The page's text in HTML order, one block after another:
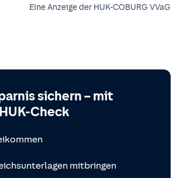
Eine Anzeige der HUK-COBURG VVaG
sichern – mit
Check
mitbringen